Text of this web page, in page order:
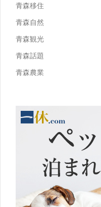
青森移住
青森自然
青森観光
青森話題
青森農業